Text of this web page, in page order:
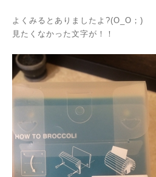
よくみるとありましたよ?(O_O；)
見たくなかった文字が！！